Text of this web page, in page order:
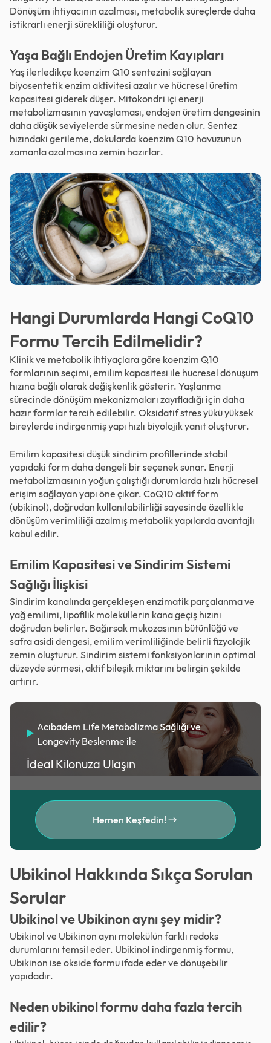
Dönüşüm ihtiyacının azalması, metabolik süreçlerde daha
istikrarlı enerji sürekliliği oluşturur.
Yaşa Bağlı Endojen Üretim Kayıpları
Yaş ilerledikçe koenzim Q10 sentezini sağlayan
biyosentetik enzim aktivitesi azalır ve hücresel üretim
kapasitesi giderek düşer. Mitokondri içi enerji
metabolizmasının yavaşlaması, endojen üretim dengesinin
daha düşük seviyelerde sürmesine neden olur. Sentez
hızındaki gerileme, dokularda koenzim Q10 havuzunun
zamanla azalmasına zemin hazırlar.
Hangi Durumlarda Hangi CoQ10
Formu Tercih Edilmelidir?
Klinik ve metabolik ihtiyaçlara göre koenzim Q10
formlarının seçimi, emilim kapasitesi ile hücresel dönüşüm
hızına bağlı olarak değişkenlik gösterir. Yaşlanma
sürecinde dönüşüm mekanizmaları zayıfladığı için daha
hazır formlar tercih edilebilir. Oksidatif stres yükü yüksek
bireylerde indirgenmiş yapı hızlı biyolojik yanıt oluşturur.
Emilim kapasitesi düşük sindirim profillerinde stabil
yapıdaki form daha dengeli bir seçenek sunar. Enerji
metabolizmasının yoğun çalıştığı durumlarda hızlı hücresel
erişim sağlayan yapı öne çıkar. CoQ10 aktif form
(ubikinol), doğrudan kullanılabilirliği sayesinde özellikle
dönüşüm verimliliği azalmış metabolik yapılarda avantajlı
kabul edilir.
Emilim Kapasitesi ve Sindirim Sistemi
Sağlığı İlişkisi
Sindirim kanalında gerçekleşen enzimatik parçalanma ve
yağ emilimi, lipofilik moleküllerin kana geçiş hızını
doğrudan belirler. Bağırsak mukozasının bütünlüğü ve
safra asidi dengesi, emilim verimliliğinde belirli fizyolojik
zemin oluşturur. Sindirim sistemi fonksiyonlarının optimal
düzeyde sürmesi, aktif bileşik miktarını belirgin şekilde
artırır.
Acıbadem Life Metabolizma Sağlığı ve
Longevity Beslenme ile
İdeal Kilonuza Ulaşın
Hemen Keşfedin!
Ubikinol Hakkında Sıkça Sorulan
Sorular
Ubikinol ve Ubikinon aynı şey midir?
Ubikinol ve Ubikinon aynı molekülün farklı redoks
durumlarını temsil eder. Ubikinol indirgenmiş formu,
Ubikinon ise okside formu ifade eder ve dönüşebilir
yapıdadır.
Neden ubikinol formu daha fazla tercih
edilir?